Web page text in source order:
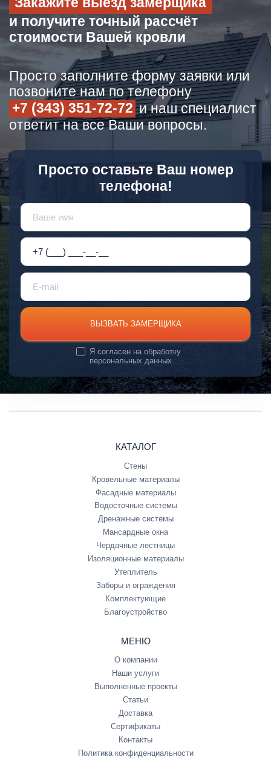
и получите точный рассчёт
стоимости Вашей кровли
Просто заполните форму заявки или
позвоните нам по телефону
+7 (343) 351-72-72 и наш специалист
ответит на все Ваши вопросы.
Просто оставьте Ваш номер
телефона!
ВЫЗВАТЬ ЗАМЕРЩИКА
Я согласен наобработку
персональных данных
КАТАЛОГ
Стены
Кровельные материалы
Фасадные материалы
Водосточные системы
Дренажные системы
Мансардные окна
Чердачные лестницы
Изоляционные материалы
Утеплитель
Заборы и ограждения
Комплектующие
Благоустройство
МЕНЮ
О компании
Наши услуги
Выполненные проекты
Статьи
Доставка
Сертификаты
Контакты
Политика конфиденциальности